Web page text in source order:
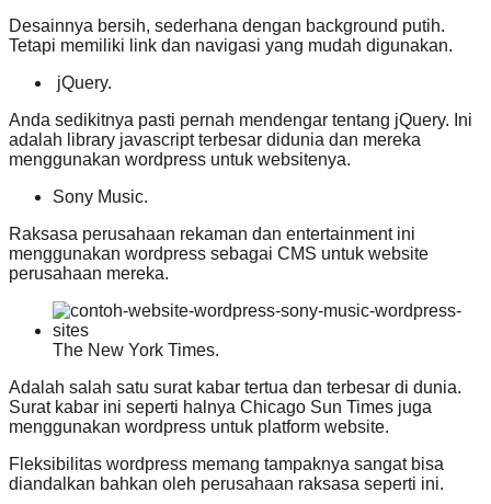
Desainnya bersih, sederhana dengan background putih.
Tetapi memiliki link dan navigasi yang mudah digunakan.
jQuery.
Anda sedikitnya pasti pernah mendengar tentang jQuery. Ini
adalah library javascript terbesar didunia dan mereka
menggunakan wordpress untuk websitenya.
Sony Music.
Raksasa perusahaan rekaman dan entertainment ini
menggunakan wordpress sebagai CMS untuk website
perusahaan mereka.
The New York Times.
Adalah salah satu surat kabar tertua dan terbesar di dunia.
Surat kabar ini seperti halnya Chicago Sun Times juga
menggunakan wordpress untuk platform website.
Fleksibilitas wordpress memang tampaknya sangat bisa
diandalkan bahkan oleh perusahaan raksasa seperti ini.